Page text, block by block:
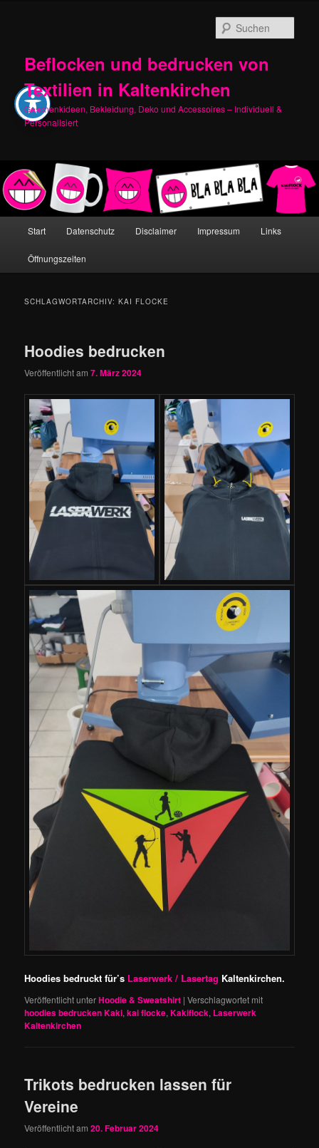
Beflocken und bedrucken von
Textilien in Kaltenkirchen
Geschenkideen, Bekleidung, Deko und Accessoires – Individuell &
Personalisiert
Start Datenschutz Disclaimer Impressum Links
Öffnungszeiten
SCHLAGWORTARCHIV:KAI FLOCKE
Hoodies bedrucken
Veröffentlicht am7. März 2024
Hoodies bedruckt für’s Laserwerk / Lasertag Kaltenkirchen.
Veröffentlicht unterHoodie & Sweatshirt |Verschlagwortet mit
hoodies bedrucken Kaki,kai flocke,Kakiflock, Laserwerk
Kaltenkirchen
Trikots bedrucken lassen für
Vereine
Veröffentlicht am20. Februar 2024